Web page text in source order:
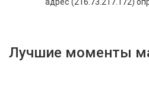
Лучшие моменты